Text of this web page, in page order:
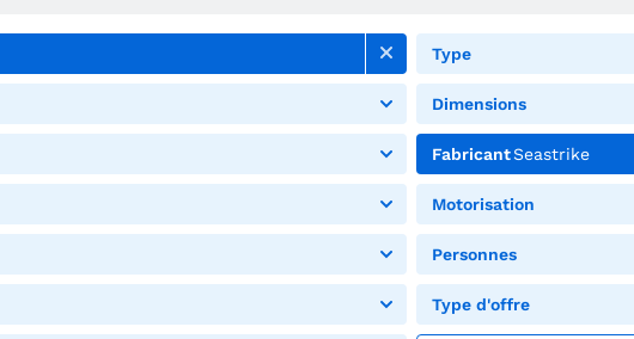
Type
Dimensions
FabricantSeastrike
Motorisation
Personnes
Type d'offre